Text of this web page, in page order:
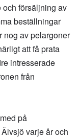
och försäljning av
beställningar
nog av pelargoner
att få prata
intresserade
från
på
varje år och